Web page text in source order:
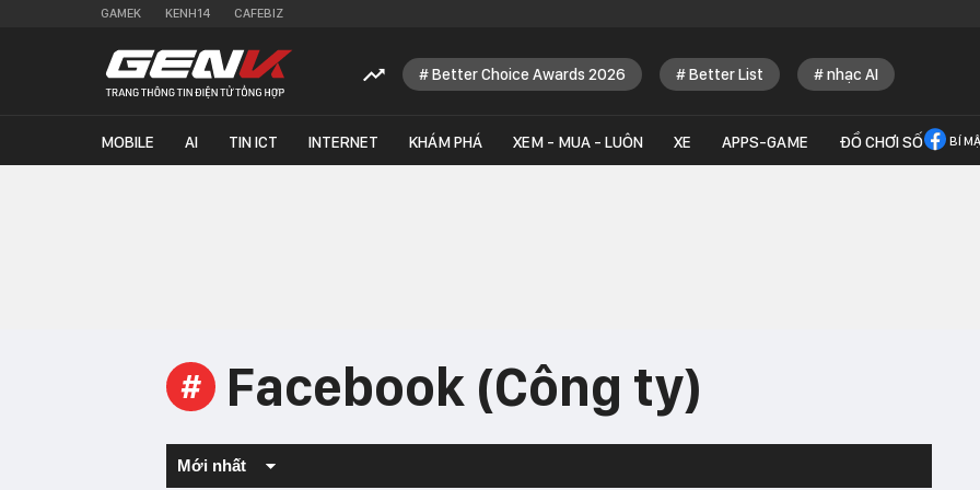
GAMEK KENH14 CAFEBIZ
Better Choice Awards 2026 Better List nhạc AI
MOBILE AI TIN ICT INTERNET KHÁM PHÁ XEM - MUA - LUÔN XE APPS-GAME ĐỒ CHƠI SỐ BÍ
# Facebook (Công ty)
Mới nhất